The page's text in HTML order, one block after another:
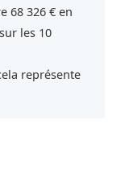
68 326 € en
sur les 10
représente